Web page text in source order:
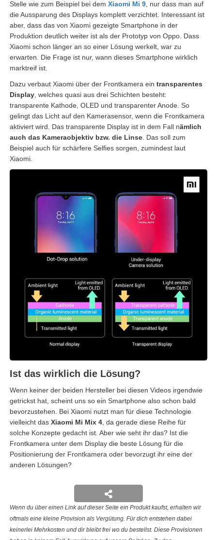
Stelle wie zum Beispiel bei dem Xiaomi Mi 9 , nur dass man auf
die Aussparung des Displays komplett verzichtet. Interessant ist
aber, dass das von Xiaomi gezeigte Smartphone in der
Produktion deutlich weiter ist als der Prototyp von Oppo. Dass
Xiaomi schon länger an so einer Lösung werkelt, war zu
erwarten. Die Frage ist nur, wann dieses Smartphone wirklich
marktreif ist.
Dazu verbaut Xiaomi über der Frontkamera ein transparentes
Display , welches quasi aus drei Schichten besteht:
transparente Kathode, OLED und transparenter Anode. So
gelingt das Licht auf den Kamerasensor, wenn die Frontkamera
aktiviert wird. Das transparente Display ist in dem Fall nämlich
auch das Kameraobjektiv bzw. die Linse . Das soll zum
Beispiel auch für schärfere Selfies sorgen, zumindest laut
Xiaomi.
Ist das wirklich die Lösung?
Wenn keiner der beiden Hersteller bei diesen Videos irgendwie
getrickst hat, scheint uns so ein Smartphone also schon bald
bevorzustehen. Bei Xiaomi nutzt man für diese Technologie
vielleicht das Xiaomi Mi Mix 4, da gerade diese Reihe für
solche Konzepte gedacht ist. Aber wie seht ihr das? Ist die
Frontkamera unter dem Display die beste Lösung für die
Positionierung der Frontkamera oder bevorzugt ihr eine der
anderen Lösungen?
Wenn du über einen Link auf dieser Seite ein Produkt kaufst, erhalten wir
oftmals eine kleine Provision als Vergütung. Für dich entstehen dabei
keinerlei Mehrkosten und dir bleibt frei wo du bestellst. Diese Provisionen